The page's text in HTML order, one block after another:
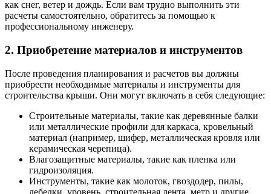
как снег, ветер и дождь. Если вам трудно выполнить эти
расчеты самостоятельно, обратитесь за помощью к
профессиональному инженеру.
2. Приобретение материалов и инструментов
После проведения планирования и расчетов вы должны
приобрести необходимые материалы и инструменты для
строительства крыши. Они могут включать в себя следующие:
Строительные материалы, такие как деревянные балки
или металлические профили для каркаса, кровельный
материал (например, шифер, металлическая кровля или
керамическая черепица).
Влагозащитные материалы, такие как пленка или
гидроизоляция.
Инструменты, такие как молоток, гвоздодер, пилы,
лебедки, уровень, строительная лента, метр и другие